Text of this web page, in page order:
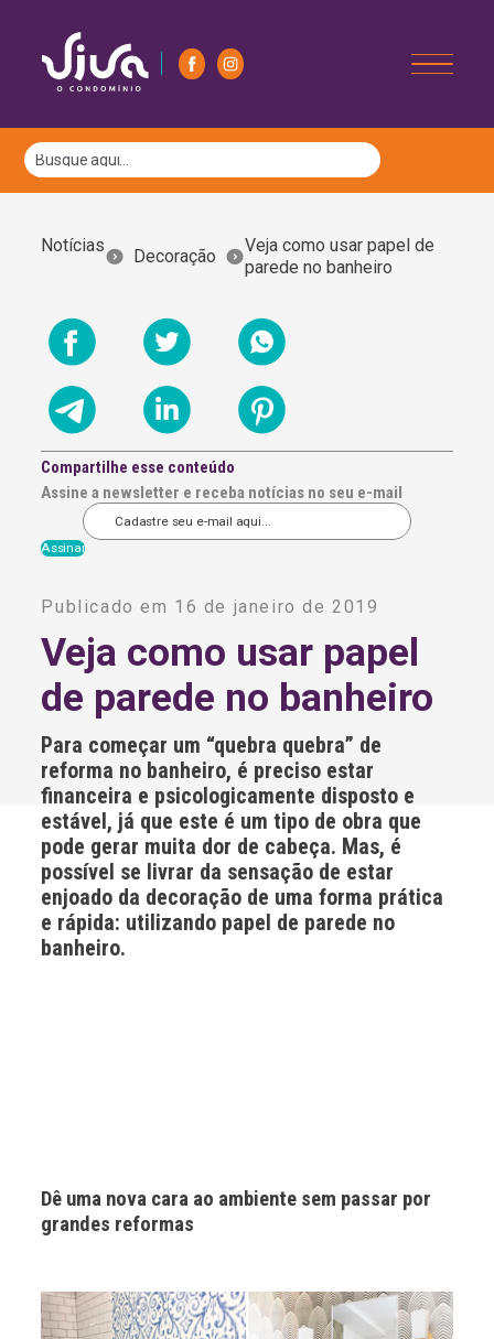
Notícias
Decoração
Veja como usar papel de
parede no banheiro
Compartilhe esse conteúdo
Assine a newsletter e receba notícias no seu e-mail
t
r
n
t
v
e
:
Publicado em 16 de janeiro de 2019
Veja como usar papel
de parede no banheiro
Para começar um “quebra quebra” de
reforma no banheiro, é preciso estar
financeira e psicologicamente disposto e
estável, já que este é um tipo de obra que
pode gerar muita dor de cabeça. Mas, é
possível se livrar da sensação de estar
enjoado da decoração de uma forma prática
e rápida: utilizando papel de parede no
banheiro.
Dê uma nova cara ao ambiente sem passar por
grandes reformas